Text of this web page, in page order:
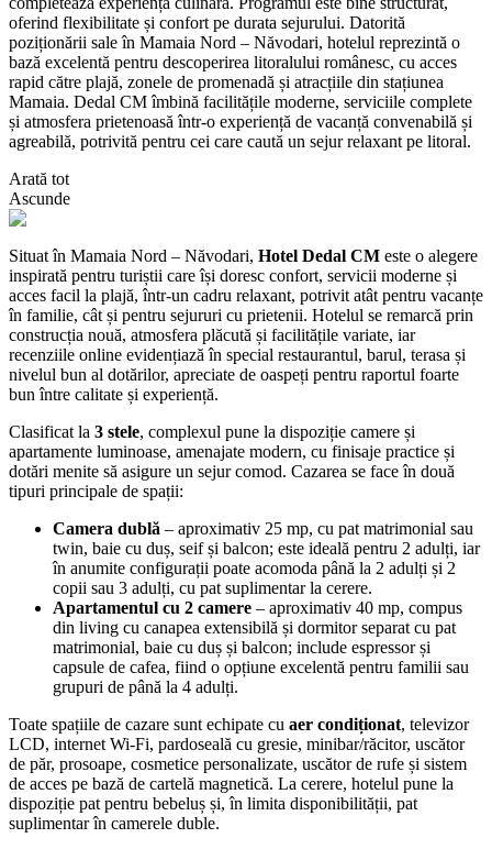
oferind flexibilitate și confort pe durata sejurului. Datorită
poziționării sale în Mamaia Nord – Năvodari, hotelul reprezintă o
bază excelentă pentru descoperirea litoralului românesc, cu acces
rapid către plajă, zonele de promenadă și atracțiile din stațiunea
Mamaia. Dedal CM îmbină facilitățile moderne, serviciile complete
și atmosfera prietenoasă într-o experiență de vacanță convenabilă și
agreabilă, potrivită pentru cei care caută un sejur relaxant pe litoral.
Arată tot
Ascunde
Situat în Mamaia Nord – Năvodari, Hotel Dedal CM este o alegere
inspirată pentru turiștii care își doresc confort, servicii moderne și
acces facil la plajă, într-un cadru relaxant, potrivit atât pentru vacanțe
în familie, cât și pentru sejururi cu prietenii. Hotelul se remarcă prin
construcția nouă, atmosfera plăcută și facilitățile variate, iar
recenziile online evidențiază în special restaurantul, barul, terasa și
nivelul bun al dotărilor, apreciate de oaspeți pentru raportul foarte
bun între calitate și experiență.
Clasificat la 3 stele, complexul pune la dispoziție camere și
apartamente luminoase, amenajate modern, cu finisaje practice și
dotări menite să asigure un sejur comod. Cazarea se face în două
tipuri principale de spații:
Camera dublă – aproximativ 25 mp, cu pat matrimonial sau
twin, baie cu duș, seif și balcon; este ideală pentru 2 adulți, iar
în anumite configurații poate acomoda până la 2 adulți și 2
copii sau 3 adulți, cu pat suplimentar la cerere.
Apartamentul cu 2 camere – aproximativ 40 mp, compus
din living cu canapea extensibilă și dormitor separat cu pat
matrimonial, baie cu duș și balcon; include espressor și
capsule de cafea, fiind o opțiune excelentă pentru familii sau
grupuri de până la 4 adulți.
Toate spațiile de cazare sunt echipate cu aer condiționat, televizor
LCD, internet Wi‑Fi, pardoseală cu gresie, minibar/răcitor, uscător
de păr, prosoape, cosmetice personalizate, uscător de rufe și sistem
de acces pe bază de cartelă magnetică. La cerere, hotelul pune la
dispoziție pat pentru bebeluș și, în limita disponibilității, pat
suplimentar în camerele duble.